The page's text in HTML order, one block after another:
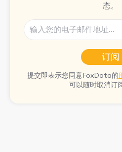
态。
订阅
提交即表示您同意FoxData的
可以随时取消订